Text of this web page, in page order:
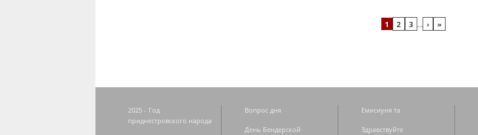
1 2 3 … › »
2025 - Год
приднестровского народа
Вопрос дня
День Бендерской
Емисиуня та
Здравствуйте